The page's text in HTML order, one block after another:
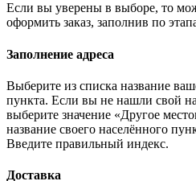
Если вы уверены в выборе, то
оформить заказ, заполнив по
Заполнение адреса
Выберите из списка название
пункта. Если вы не нашли свой
выберите значение «Другое
название своего населённого
Введите правильный индекс.
Доставка